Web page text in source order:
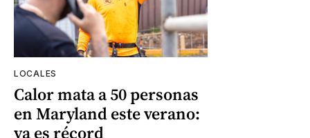
LOCALES
Calor mata a 50 personas
en Maryland este verano:
ya es récord